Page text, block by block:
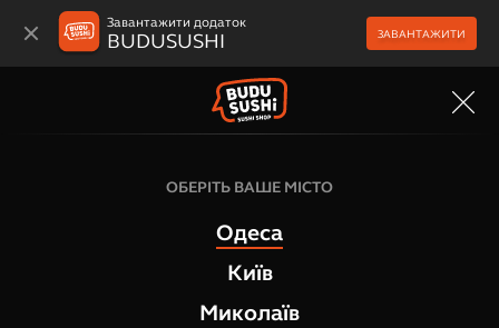
Завантажити додаток
BUDUSUSHI ЗАВАНТАЖИТИ
ОБЕРІТЬ ВАШЕ МІСТО
Одеса
Київ
Миколаїв